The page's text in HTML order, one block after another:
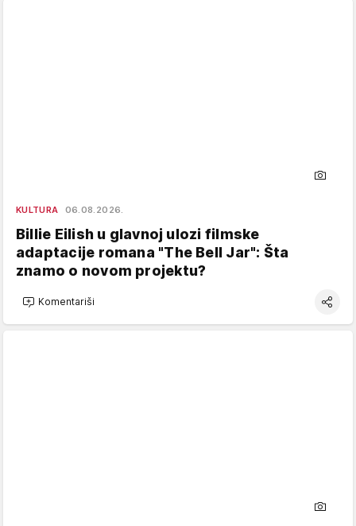
KULTURA 06.08.2026.
Billie Eilish u glavnoj ulozi filmske
adaptacije romana "The Bell Jar": Šta
znamo o novom projektu?
Komentariši